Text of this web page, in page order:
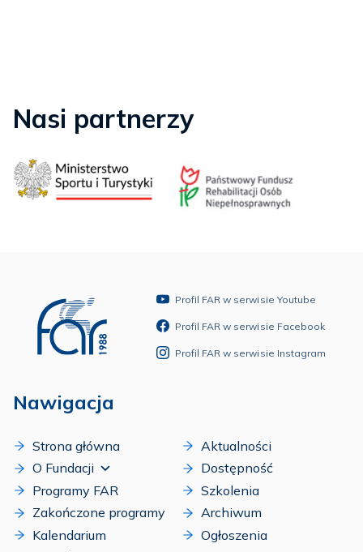
Nasi partnerzy
Profil FAR w serwisie Youtube
Profil FAR w serwisie Facebook
Profil FAR w serwisie Instagram
Nawigacja
Strona główna
O Fundacji
Programy FAR
Zakończone programy
Kalendarium
Aktualności
Dostępność
Szkolenia
Archiwum
Ogłoszenia